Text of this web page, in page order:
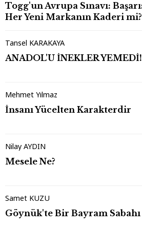
Togg'un Avrupa Sınavı: Başarısızlık mı,
Her Yeni Markanın Kaderi mi?
Tansel KARAKAYA
ANADOL'U İNEKLER YEMEDİ!
Mehmet Yılmaz
İnsanı Yücelten Karakterdir
Nilay AYDIN
Mesele Ne?
Samet KUZU
Göynük'te Bir Bayram Sabahı